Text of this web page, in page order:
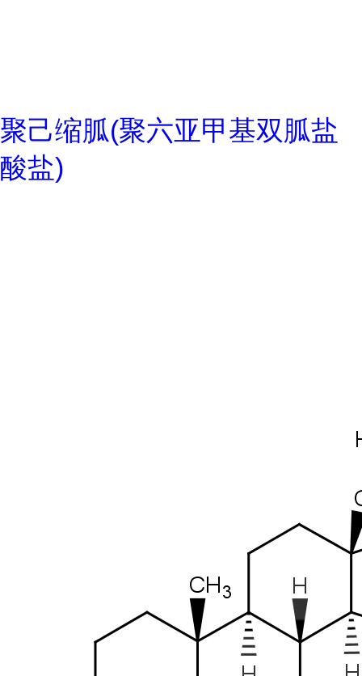
聚己缩胍(聚六亚甲基双胍盐
酸盐)